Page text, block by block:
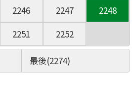
2246 2247
2248
2251 2252
最後(2274)